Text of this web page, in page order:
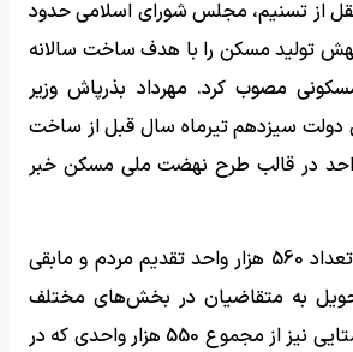
از تسنیم، مجلس شورای اسلامی حدود
تولید مسکن را با هدف ساخت سالانه
مصوب کرد. مهرداد بذرپاش وزیر
دولت سیزدهم تیرماه سال قبل از ساخت
واحد در قالب طرح نهضت ملی مسکن خبر
وی گفته بود: از این تعداد 560 هزار واحد تقدیم مردم و مابقی
به متقاضیان در بخش‌های مختلف
است و در بخش روستایی نیز از مجموع 550 هزار واحدی که در